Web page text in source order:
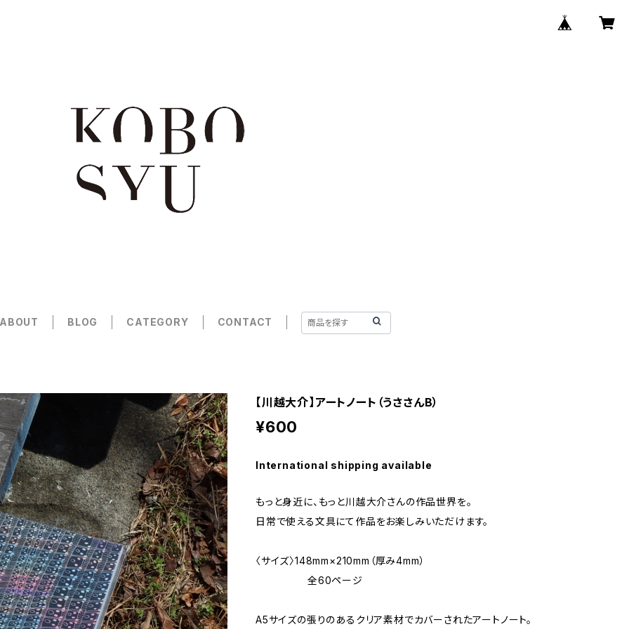
BLOG CATEGORY CONTACT
【川越大介】アートノート（うささんB）
¥600
International shipping available
もっと身近に、もっと川越大介さんの作品世界を。
日常で使える文具にて作品をお楽しみいただけます。
〈サイズ〉148mm×210mm（厚み4mm）
全60ページ
A5サイズの張りのあるクリア素材でカバーされたアートノート。